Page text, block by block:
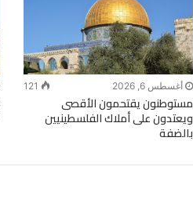
أغسطس 6, 2026 121
مستوطنون يقتحمون الأقصى
ويعتدون على أملاك الفلسطينيين
بالضفة